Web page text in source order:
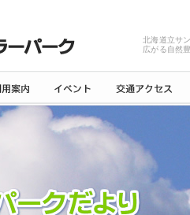
北海道立サ
広がる自然